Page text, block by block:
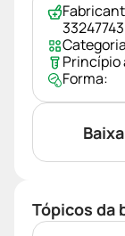
Princípio
Forma:
Tópicos da